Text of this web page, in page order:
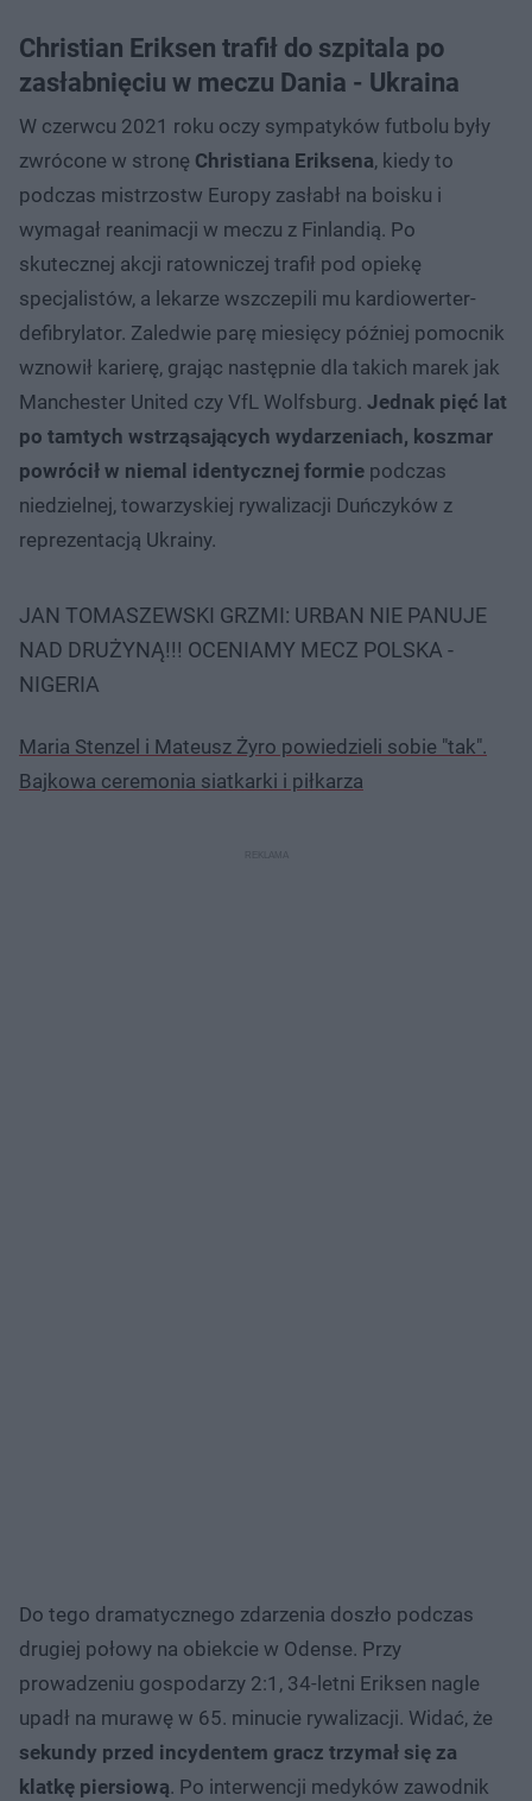
Christian Eriksen trafił do szpitala po
zasłabnięciu w meczu Dania - Ukraina
W czerwcu 2021 roku oczy sympatyków futbolu były
zwrócone w stronę Christiana Eriksena, kiedy to
podczas mistrzostw Europy zasłabł na boisku i
wymagał reanimacji w meczu z Finlandią. Po
skutecznej akcji ratowniczej trafił pod opiekę
specjalistów, a lekarze wszczepili mu kardiowerter-
defibrylator. Zaledwie parę miesięcy później pomocnik
wznowił karierę, grając następnie dla takich marek jak
Manchester United czy VfL Wolfsburg. Jednak pięć lat
po tamtych wstrząsających wydarzeniach, koszmar
powrócił w niemal identycznej formie podczas
niedzielnej, towarzyskiej rywalizacji Duńczyków z
reprezentacją Ukrainy.
JAN TOMASZEWSKI GRZMI: URBAN NIE PANUJE
NAD DRUŻYNĄ!!! OCENIAMY MECZ POLSKA -
NIGERIA
Maria Stenzel i Mateusz Żyro powiedzieli sobie "tak".
Bajkowa ceremonia siatkarki i piłkarza
Do tego dramatycznego zdarzenia doszło podczas
drugiej połowy na obiekcie w Odense. Przy
prowadzeniu gospodarzy 2:1, 34-letni Eriksen nagle
upadł na murawę w 65. minucie rywalizacji. Widać, że
sekundy przed incydentem gracz trzymał się za
klatkę piersiową. Po interwencji medyków zawodnik